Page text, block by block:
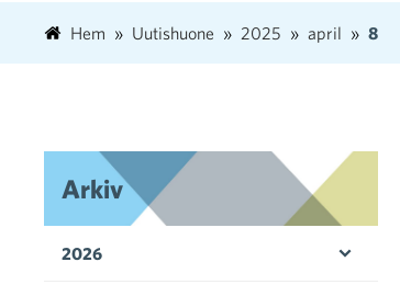
Hem Uutishuone 2025 april 8
Arkiv
2026